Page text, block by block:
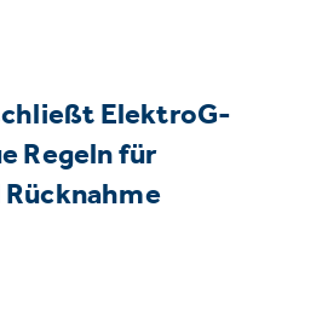
ElektroG-
Regeln für